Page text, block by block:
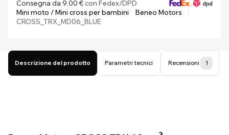
Consegna da 9,00 €con Fedex/DPD
Mini moto / Mini cross per bambini
Beneo Motors
CROSS_TRX_MD06_BLUE
Descrizione del prodotto Parametri tecnici Recensioni 1